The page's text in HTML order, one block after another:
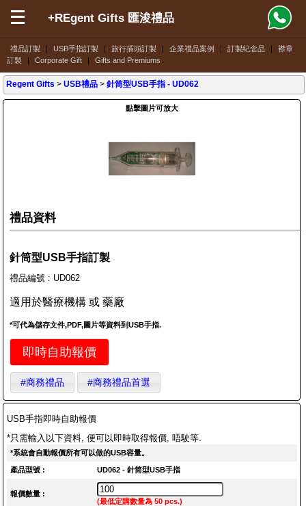
禮品訂製 | USB手指訂製 | 旅行插頭訂製 | 企業禮品案例 | 訂製紀念品 |
襟章
訂製
| Corporate Gift | Gifts and Premiums
+REgent Gifts 匯浚禮品
Regent Gifts >USB禮品 >針筒型USB手指 - UD062
點擊圖片可放大
禮品資料
針筒型USB手指訂製
禮品編號 : UD062
適用於醫療機構 或 藥廠
*可代為儲存文件,PDF,圖片等資料到USB手指.
即時自助報價
#商務禮品 #商務禮品首選
USB手指即時自助報價
*只需輸入以下資料, 便可以即時取得報價, 唔駛等.
*系統會自動報價所有可以做的USB容量。
產品型號 : UD062 - 針筒型USB手指
報價數量 :
(最低定購數量為 50 pcs.)